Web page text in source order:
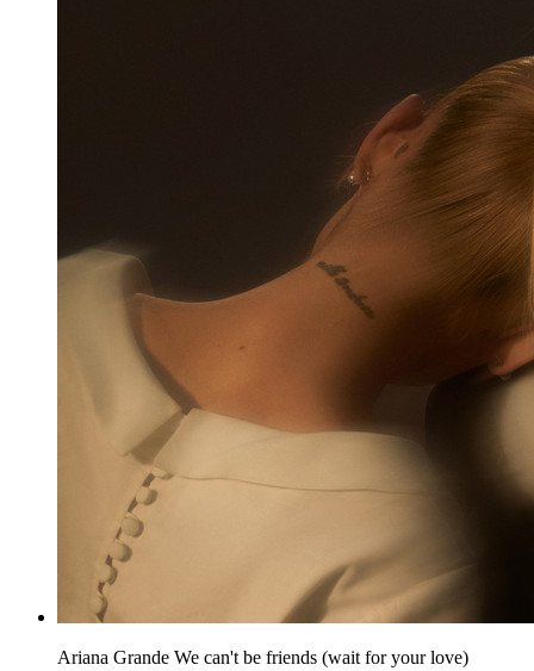
Ariana Grande We can't be friends (wait for your love)